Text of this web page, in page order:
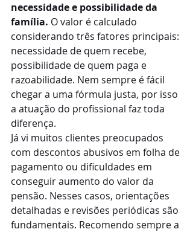
necessidade e possibilidade da
família. O valor é calculado
considerando três fatores principais:
necessidade de quem recebe,
possibilidade de quem paga e
razoabilidade. Nem sempre é fácil
chegar a uma fórmula justa, por isso
a atuação do profissional faz toda
diferença.
Já vi muitos clientes preocupados
com descontos abusivos em folha de
pagamento ou dificuldades em
conseguir aumento do valor da
pensão. Nesses casos, orientações
detalhadas e revisões periódicas são
fundamentais. Recomendo sempre a